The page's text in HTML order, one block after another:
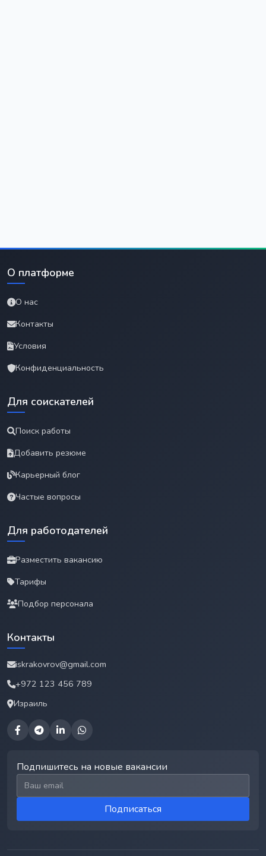
О платформе
О нас
Контакты
Условия
Конфиденциальность
Для соискателей
Поиск работы
Добавить резюме
Карьерный блог
Частые вопросы
Для работодателей
Разместить вакансию
Тарифы
Подбор персонала
Контакты
iskrakovrov@gmail.com
+972 123 456 789
Израиль
Подпишитесь на новые вакансии
Email для подписки
Подписаться